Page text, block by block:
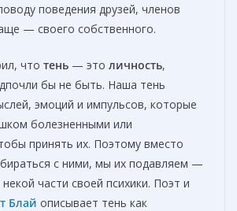
поведения друзей, членов
— своего собственного.
что тень — это личность,
бы не быть. Наша тень
эмоций и импульсов, которые
болезненными или
принять их. Поэтому вместо
с ними, мы их подавляем —
части своей психики. Поэт и
Блай описывает тень как